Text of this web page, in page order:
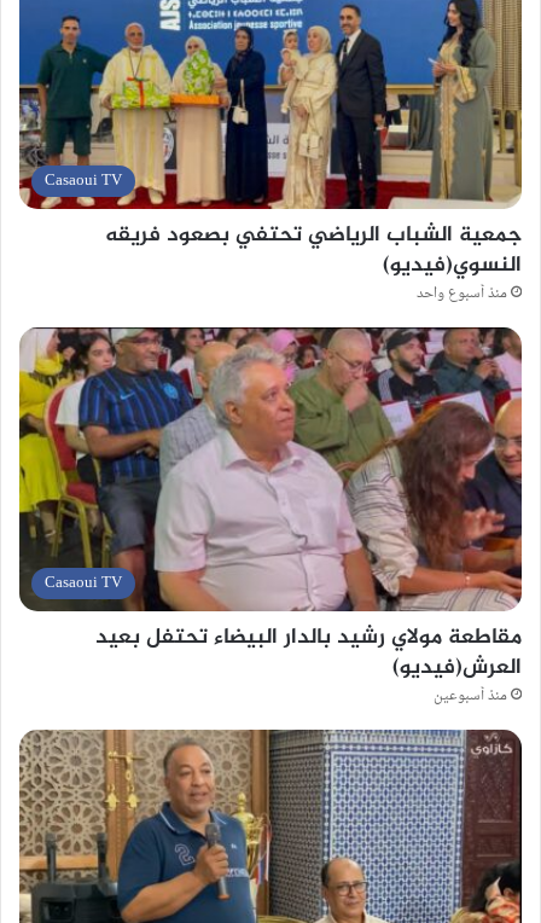
Casaoui TV
جمعية الشباب الرياضي تحتفي بصعود فريقه
النسوي(فيديو)
منذ أسبوع واحد
Casaoui TV
مقاطعة مولاي رشيد بالدار البيضاء تحتفل بعيد
العرش(فيديو)
منذ أسبوعين